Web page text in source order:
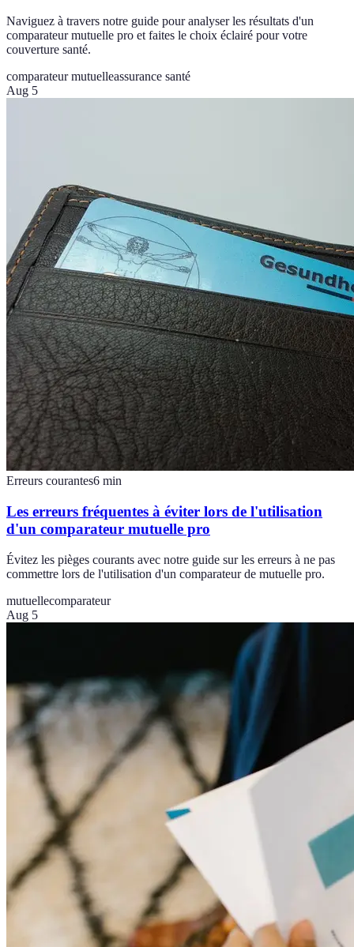
Naviguez à travers notre guide pour analyser les résultats d'un
comparateur mutuelle pro et faites le choix éclairé pour votre
couverture santé.
comparateur mutuelleassurance santé
Aug 5
Erreurs courantes6 min
Les erreurs fréquentes à éviter lors de l'utilisation
d'un comparateur mutuelle pro
Évitez les pièges courants avec notre guide sur les erreurs à ne pas
commettre lors de l'utilisation d'un comparateur de mutuelle pro.
mutuellecomparateur
Aug 5